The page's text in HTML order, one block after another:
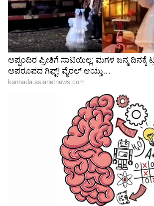
ಸೂಚಿಸಿದನು. ಅವನು ಮದ್ರಾಸ್
ಹೊಂದಿದ್ದಾನೆ. ನಾನು ನನ್ನ
ಸ್ಕ್ವಾಟ್‌ಗಳು ಇತ್ಯಾದಿಗಳನ್ನು
ನೋವನ್ನು ಗುಣಪಡಿಸಿತು. . ನಾವು, ಒಂದು
ನಮ್ಮ ದೇಹ (Body)ವನ್ನು ಸದೃಢವಾಗಿ
ಆರೋಗ್ಯಕರವಾಗಿರಿಸಿಕೊಳ್ಳುತ್ತೇವೆ' ಎಂದು
ವೈರಲ್ ಆಗಿರೋ ವೀಡಿಯೋ ಯಾವುದೇ
ಉಡುಪು ಅಡ್ಡಿಯಾಗುವುದಿಲ್ಲ ಎಂಬುದನ್ನು
ವೀಡಿಯೋಗೆ ಅದ್ಭುತವಾದ
'ಆಕೆಗೆ 56 ವರ್ಷ. ಅವಳು ಸೀರೆಯನ್ನು
ಪವರ್‌ಲಿಫ್ಟಿಂಗ್ ಮತ್ತು ಪುಷ್‌ಅಪ್‌ಗಳನ್ನು
ವಯಸ್ಸು ಕೇವಲ ಒಂದು ಸಂಖ್ಯೆ,
ಕನಕೋತ್ಸವದಲ್ಲಿ ರಿಷಬ್ ಶೆಟ್ಟಿ | Rishab
Shetty speech | Suvarna News
ಶೇ.50 ರಿಂದ ಶೇ.18 ಕ್ಕೆ TAX ಇಳಿಕೆ:
ಟ್ರಂಪ್ ಐತಿಹಾಸಿಕ ಒಪ್ಪಂದ | India US
Trade Deal | Party Rounds